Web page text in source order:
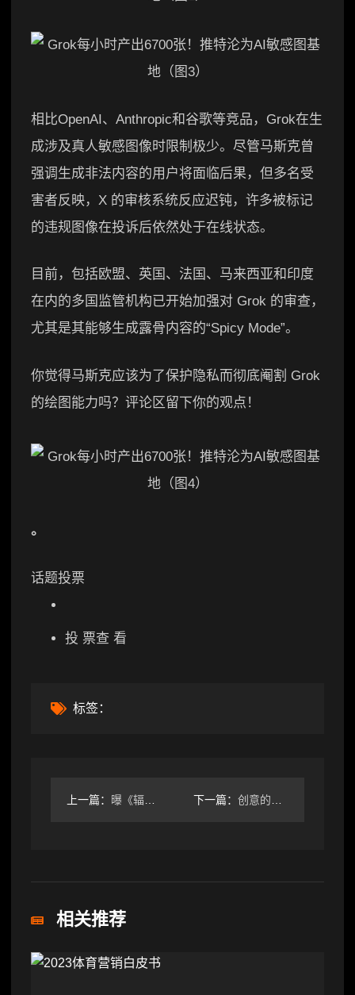
相比OpenAI、Anthropic和谷歌等竞品，Grok在生
成涉及真人敏感图像时限制极少。尽管马斯克曾
强调生成非法内容的用户将面临后果，但多名受
害者反映，X 的审核系统反应迟钝，许多被标记
的违规图像在投诉后依然处于在线状态。
目前，包括欧盟、英国、法国、马来西亚和印度
在内的多国监管机构已开始加强对 Grok 的审查，
尤其是其能够生成露骨内容的“Spicy Mode”。
你觉得马斯克应该为了保护隐私而彻底阉割 Grok
的绘图能力吗？评论区留下你的观点！
。
话题投票
投 票查 看
标签：
上一篇： 曝《辐射3》和《辐射：新维加斯》重制开发中！《辐射3》重制规 下一篇： 创意的榜单！10款对从业者影响最大的游戏揭晓
相关推荐